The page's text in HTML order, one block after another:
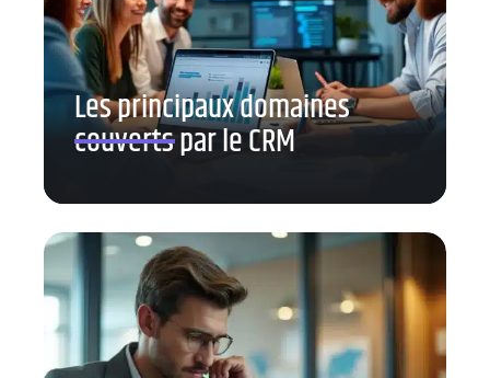
Les principaux domaines
couverts par le CRM